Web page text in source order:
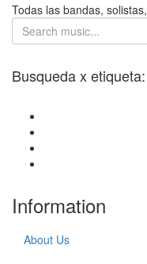
Todas las bandas,
Busqueda x etiqueta:
Information
About Us